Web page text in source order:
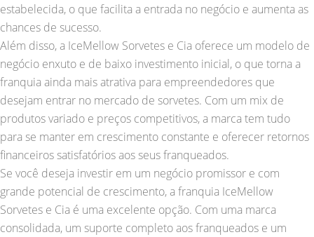
estabelecida, o que facilita a entrada no negócio e aumenta as
chances de sucesso.
Além disso, a IceMellow Sorvetes e Cia oferece um modelo de
negócio enxuto e de baixo investimento inicial, o que torna a
franquia ainda mais atrativa para empreendedores que
desejam entrar no mercado de sorvetes. Com um mix de
produtos variado e preços competitivos, a marca tem tudo
para se manter em crescimento constante e oferecer retornos
financeiros satisfatórios aos seus franqueados.
Se você deseja investir em um negócio promissor e com
grande potencial de crescimento, a franquia IceMellow
Sorvetes e Cia é uma excelente opção. Com uma marca
consolidada, um suporte completo aos franqueados e um